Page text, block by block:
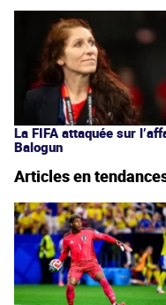
La FIFA attaquée sur
Balogun
Articles en